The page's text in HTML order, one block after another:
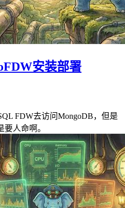
安装部署
FDW去访问MongoDB，但是
人命啊。